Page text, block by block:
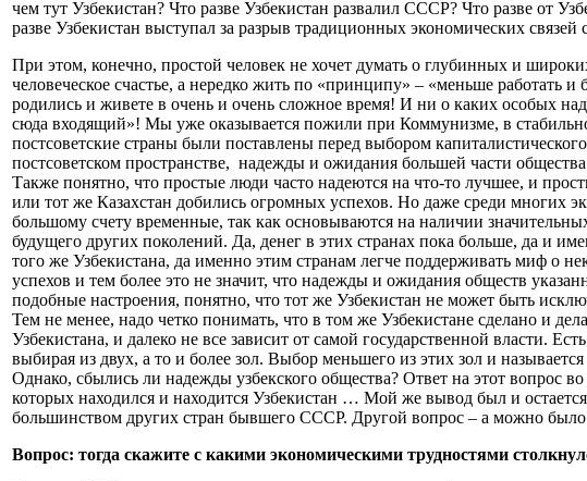
чем тут Узбекистан? Что разве Узбекистан развалил СССР? Что разве от
разве Узбекистан выступал за разрыв традиционных экономических
При этом, конечно, простой человек не хочет думать о глубинных и
человеческое счастье, а нередко жить по «принципу» – «меньше
родились и живете в очень и очень сложное время! И ни о каких особых
сюда входящий»! Мы уже оказывается пожили при Коммунизме, в
постсоветские страны были поставлены перед выбором
постсоветском пространстве, надежды и ожидания большей части
Также понятно, что простые люди часто надеются на что-то лучшее, и
или тот же Казахстан добились огромных успехов. Но даже среди многих
большому счету временные, так как основываются на наличии
будущего других поколений. Да, денег в этих странах пока больше, да и
того же Узбекистана, да именно этим странам легче поддерживать миф о
успехов и тем более это не значит, что надежды и ожидания обществ
подобные настроения, понятно, что тот же Узбекистан не может быть
Тем не менее, надо четко понимать, что в том же Узбекистане сделано и
Узбекистана, и далеко не все зависит от самой государственной власти.
выбирая из двух, а то и более зол. Выбор меньшего из этих зол и
Однако, сбылись ли надежды узбекского общества? Ответ на этот вопрос
которых находился и находится Узбекистан … Мой же вывод был и
большинством других стран бывшего СССР. Другой вопрос – а можно
Вопрос: тогда скажите с какими экономическими трудностями